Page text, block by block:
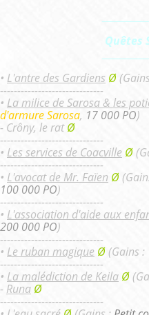
Quêtes
• L'antre des Gardiens Ø
------------------------------
• La milice de Sarosa & les
d'armure Sarosa, 17 000 PO)
- Crôny, le rat Ø
------------------------------
• Les services de Coacville Ø
------------------------------
• L'avocat de Mr. Faïen Ø
100 000 PO)
------------------------------
• L'association d'aide aux
200 000 PO)
------------------------------
• Le ruban magique Ø (Gains :
------------------------------
• La malédiction de Keila Ø
- Runa Ø
------------------------------